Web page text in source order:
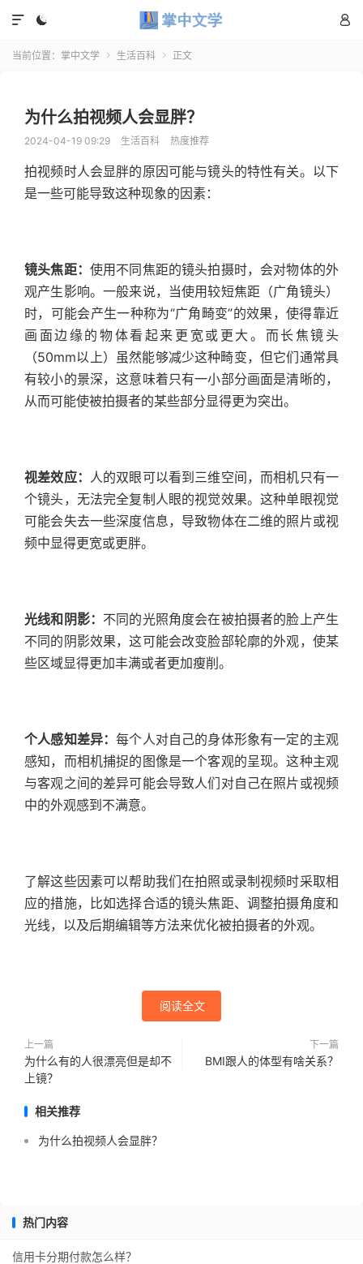
 

当前位置： 掌中文学  生活百科  正文
为什么拍视频人会显胖？
2024-04-19 09:29 生活百科 热度推荐
拍视频时人会显胖的原因可能与镜头的特性有关。以下
是一些可能导致这种现象的因素：
镜头焦距： 使用不同焦距的镜头拍摄时，会对物体的外
观产生影响。一般来说，当使用较短焦距（广角镜头）
时，可能会产生一种称为“广角畸变”的效果，使得靠近
画面边缘的物体看起来更宽或更大。而长焦镜头
（50mm以上）虽然能够减少这种畸变，但它们通常具
有较小的景深，这意味着只有一小部分画面是清晰的，
从而可能使被拍摄者的某些部分显得更为突出。
视差效应： 人的双眼可以看到三维空间，而相机只有一
个镜头，无法完全复制人眼的视觉效果。这种单眼视觉
可能会失去一些深度信息，导致物体在二维的照片或视
频中显得更宽或更胖。
光线和阴影： 不同的光照角度会在被拍摄者的脸上产生
不同的阴影效果，这可能会改变脸部轮廓的外观，使某
些区域显得更加丰满或者更加瘦削。
个人感知差异：每个人对自己的身体形象有一定的主观
感知，而相机捕捉的图像是一个客观的呈现。这种主观
与客观之间的差异可能会导致人们对自己在照片或视频
中的外观感到不满意。
了解这些因素可以帮助我们在拍照或录制视频时采取相
应的措施，比如选择合适的镜头焦距、调整拍摄角度和
光线，以及后期编辑等方法来优化被拍摄者的外观。
阅读全文
上一篇
为什么有的人很漂亮但是却不
上镜？
下一篇
BMI跟人的体型有啥关系？
相关推荐
为什么拍视频人会显胖？
热门内容
信用卡分期付款怎么样？